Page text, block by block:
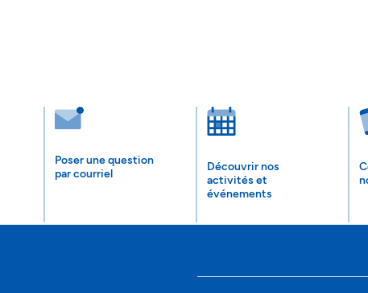
Poser une question
par courriel
Découvrir nos
activités et
événements